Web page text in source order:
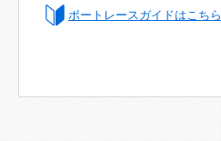
ボートレースガイドはこちら